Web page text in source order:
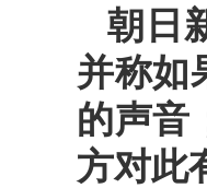
朝日
并称如
的声音
方对此